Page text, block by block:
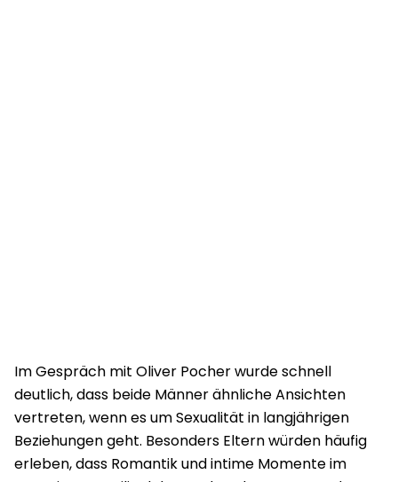
Im Gespräch mit Oliver Pocher wurde schnell
deutlich, dass beide Männer ähnliche Ansichten
vertreten, wenn es um Sexualität in langjährigen
Beziehungen geht. Besonders Eltern würden häufig
erleben, dass Romantik und intime Momente im